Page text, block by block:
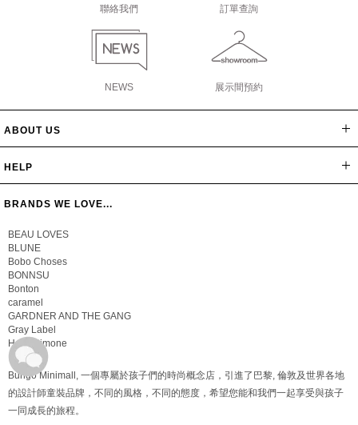
聯絡我們 訂單查詢
NEWS 展示間預約
ABOUT US
HELP
BRANDS WE LOVE...
BEAU LOVES
BLUNE
Bobo Choses
BONNSU
Bonton
caramel
GARDNER AND THE GANG
Gray Label
Hello Simone
Bungo Minimall, 一個專屬於孩子們的時尚概念店，引進了巴黎, 倫敦及世界各地
的設計師童裝品牌，不同的風格，不同的態度，希望您能和我們一起享受與孩子
一同成長的旅程。